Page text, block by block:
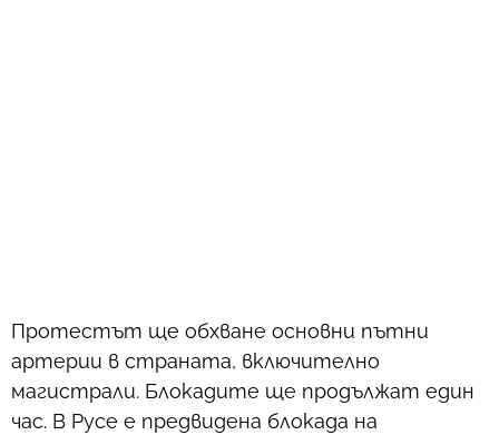
Протестът ще обхване основни пътни
артерии в страната, включително
магистрали. Блокадите ще продължат един
час. В Русе е предвидена блокада на